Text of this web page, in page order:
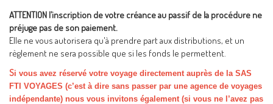
ATTENTION l’inscription de votre créance au passif de la procédure ne
préjuge pas de son paiement.
Elle ne vous autorisera qu'à prendre part aux distributions, et un
règlement ne sera possible que si les fonds le permettent.
Si vous avez réservé votre voyage directement auprès de la SAS
FTI VOYAGES (c’est à dire sans passer par une agence de voyages
indépendante) nous vous invitons également (si vous ne l’avez pas